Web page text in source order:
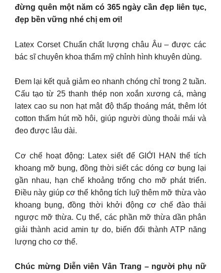
đừng quên một năm có 365 ngày cần đẹp liên tục,
đẹp bền vững nhé chị em ơi!
Latex Corset Chuẩn chất lượng châu Âu – được các
bác sĩ chuyên khoa thẩm mỹ chỉnh hình khuyên dùng.
Đem lại kết quả giảm eo nhanh chóng chỉ trong 2 tuần.
Cấu tạo từ 25 thanh thép non xoắn xương cá, màng
latex cao su non hạt mật độ thấp thoáng mát, thêm lót
cotton thấm hút mồ hôi, giúp người dùng thoải mái và
đeo được lâu dài.
Cơ chế hoạt động: Latex siết để GIỚI HẠN thể tích
khoang mỡ bụng, đồng thời siết các dóng cơ bụng lại
gần nhau, hạn chế khoảng trống cho mỡ phát triển.
Điều này giúp cơ thể không tích luỹ thêm mỡ thừa vào
khoang bụng, đồng thời khởi động cơ chế đào thải
ngược mỡ thừa. Cụ thể, các phần mỡ thừa dần phân
giải thành acid amin tự do, biến đổi thành ATP năng
lượng cho cơ thể.
Chúc mừng Diễn viên Vân Trang – người phụ nữ